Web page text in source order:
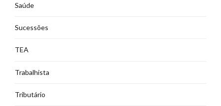
Saúde
Sucessões
TEA
Trabalhista
Tributário